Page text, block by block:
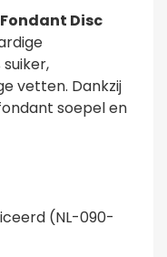
Disc
vetten. Dankzij
soepel en
(NL-090-